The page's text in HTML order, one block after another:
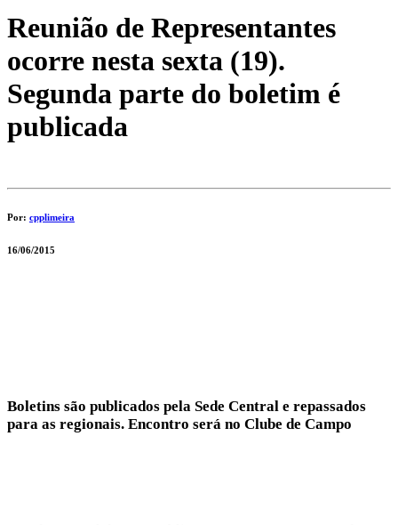
Reunião de Representantes
ocorre nesta sexta (19).
Segunda parte do boletim é
publicada
Por: cpplimeira
16/06/2015
Boletins são publicados pela Sede Central e repassados
para as regionais. Encontro será no Clube de Campo